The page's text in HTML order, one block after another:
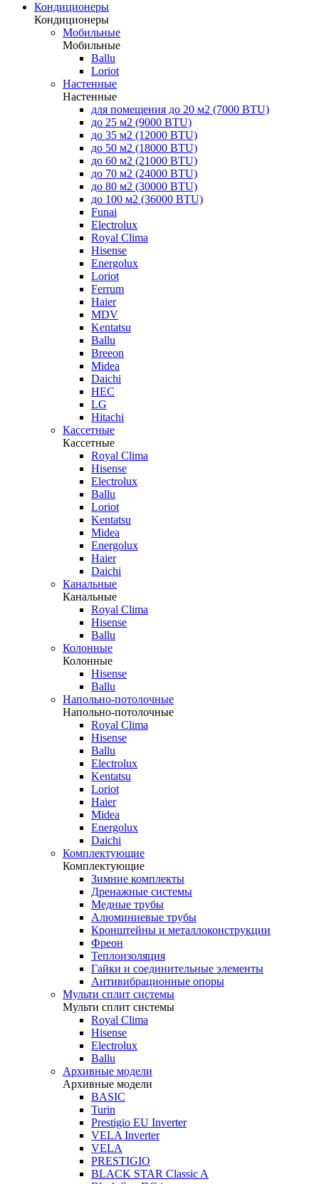
Кондиционеры
Кондиционеры
Мобильные
Мобильные
Ballu
Loriot
Настенные
Настенные
для помещения до 20 м2 (7000 BTU)
до 25 м2 (9000 BTU)
до 35 м2 (12000 BTU)
до 50 м2 (18000 BTU)
до 60 м2 (21000 BTU)
до 70 м2 (24000 BTU)
до 80 м2 (30000 BTU)
до 100 м2 (36000 BTU)
Funai
Electrolux
Royal Clima
Hisense
Energolux
Loriot
Ferrum
Haier
MDV
Kentatsu
Ballu
Breeon
Midea
Daichi
HEC
LG
Hitachi
Кассетные
Кассетные
Royal Clima
Hisense
Electrolux
Ballu
Loriot
Kentatsu
Midea
Energolux
Haier
Daichi
Канальные
Канальные
Royal Clima
Hisense
Ballu
Колонные
Колонные
Hisense
Ballu
Напольно-потолочные
Напольно-потолочные
Royal Clima
Hisense
Ballu
Electrolux
Kentatsu
Loriot
Haier
Midea
Energolux
Daichi
Комплектующие
Комплектующие
Зимние комплекты
Дренажные системы
Медные трубы
Алюминиевые трубы
Кронштейны и металлоконструкции
Фреон
Теплоизоляция
Гайки и соединительные элементы
Антивибрационные опоры
Мульти сплит системы
Мульти сплит системы
Royal Clima
Hisense
Electrolux
Ballu
Архивные модели
Архивные модели
BASIC
Turin
Prestigio EU Inverter
VELA Inverter
VELA
PRESTIGIO
BLACK STAR Classic A